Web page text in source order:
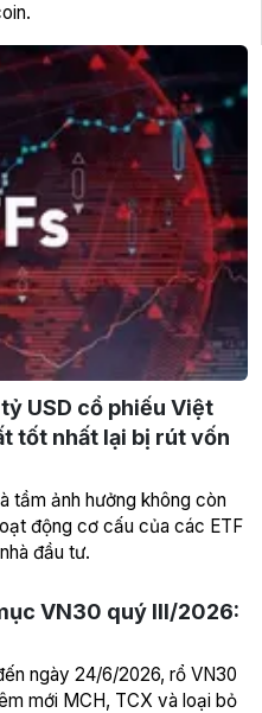
USD cổ phiếu Việt
tốt nhất lại bị rút vốn
tầm ảnh hưởng không còn
động cơ cấu của các ETF
đầu tư.
VN30 quý III/2026:
ngày 24/6/2026, rổ VN30
mới MCH, TCX và loại bỏ